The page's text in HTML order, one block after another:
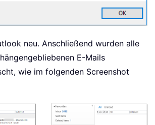
neu. Anschließend wurden alle
E-Mails
wie im folgenden Screenshot